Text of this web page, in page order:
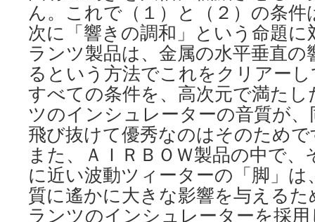
ん。これで（１）と（２）の条
次に「響きの調和」という命題
ランツ製品は、金属の水平垂直
るという方法でこれをクリアー
すべての条件を、高次元で満た
ツのインシュレーターの音質が
飛び抜けて優秀なのはそのためで
また、ＡＩＲＢＯＷ製品の中で
に近い波動ツィーターの「脚」
質に遙かに大きな影響を与える
ランツのインシュレーターを採